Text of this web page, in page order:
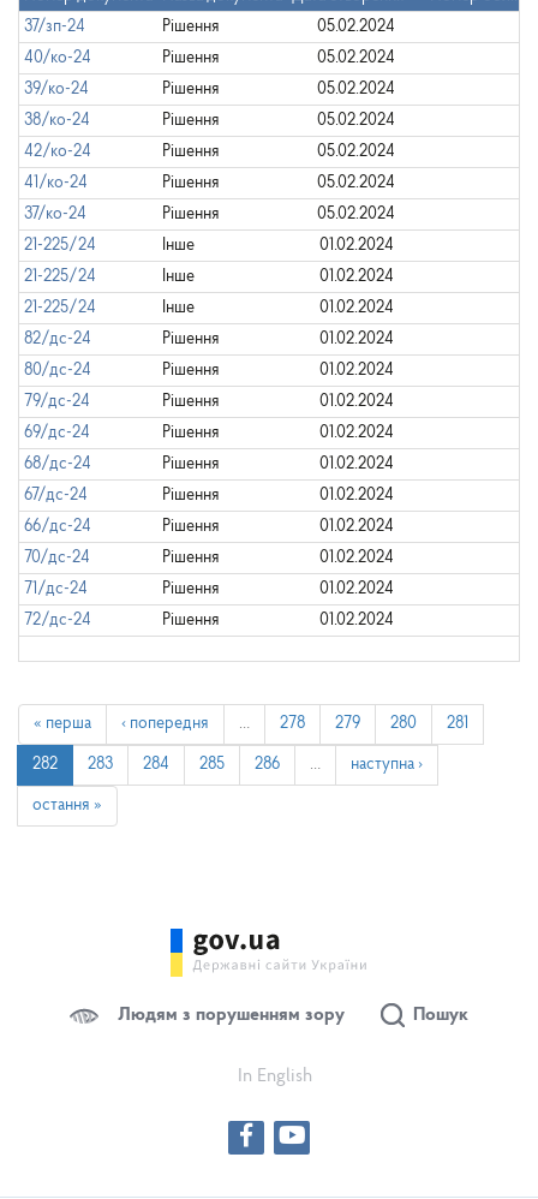
37/зп-24
Рішення
05.02.2024
40/ко-24
Рішення
05.02.2024
39/ко-24
Рішення
05.02.2024
38/ко-24
Рішення
05.02.2024
42/ко-24
Рішення
05.02.2024
41/ко-24
Рішення
05.02.2024
37/ко-24
Рішення
05.02.2024
21-225/24
Інше
01.02.2024
21-225/24
Інше
01.02.2024
21-225/24
Інше
01.02.2024
82/дс-24
Рішення
01.02.2024
80/дс-24
Рішення
01.02.2024
79/дс-24
Рішення
01.02.2024
69/дс-24
Рішення
01.02.2024
68/дс-24
Рішення
01.02.2024
67/дс-24
Рішення
01.02.2024
66/дс-24
Рішення
01.02.2024
70/дс-24
Рішення
01.02.2024
71/дс-24
Рішення
01.02.2024
72/дс-24
Рішення 01.02.2024
« перша ‹ попередня … 278 279 280 281
282 283 284 285 286 … наступна ›
остання »
Людям з порушенням зору Пошук
In English